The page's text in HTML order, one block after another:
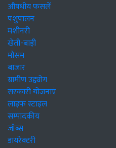
औषधीय फसलें
पशुपालन
मशीनरी
खेती-बाड़ी
मौसम
बाजार
ग्रामीण उद्द्योग
सरकारी योजनाएं
लाइफ स्टाइल
सम्पादकीय
जॉब्स
डायरेक्टरी